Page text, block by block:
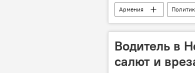
Армения
Водитель в
салют и